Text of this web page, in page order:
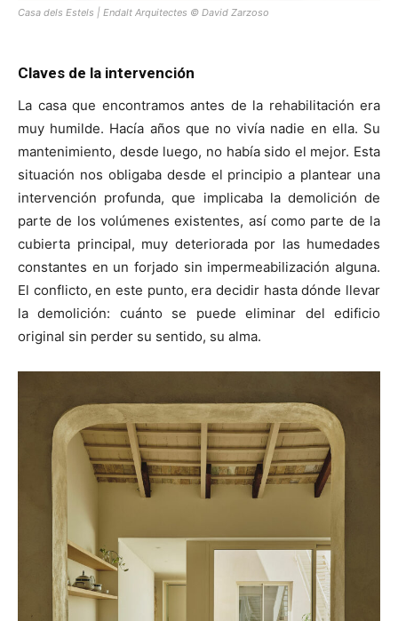
Casa dels Estels | Endalt Arquitectes © David Zarzoso
Claves de la intervención
La casa que encontramos antes de la rehabilitación era
muy humilde. Hacía años que no vivía nadie en ella. Su
mantenimiento, desde luego, no había sido el mejor. Esta
situación nos obligaba desde el principio a plantear una
intervención profunda, que implicaba la demolición de
parte de los volúmenes existentes, así como parte de la
cubierta principal, muy deteriorada por las humedades
constantes en un forjado sin impermeabilización alguna.
El conflicto, en este punto, era decidir hasta dónde llevar
la demolición: cuánto se puede eliminar del edificio
original sin perder su sentido, su alma.